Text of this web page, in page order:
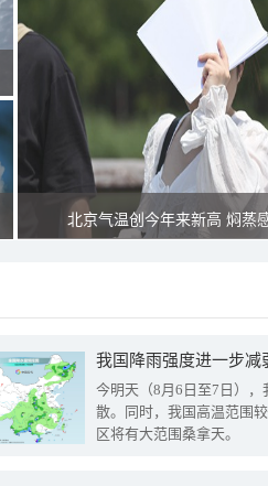
北京气温创今年来新高 焖蒸
今明天（8月6日至7日）
散。同时，我国高温范围
区将有大范围桑拿天。